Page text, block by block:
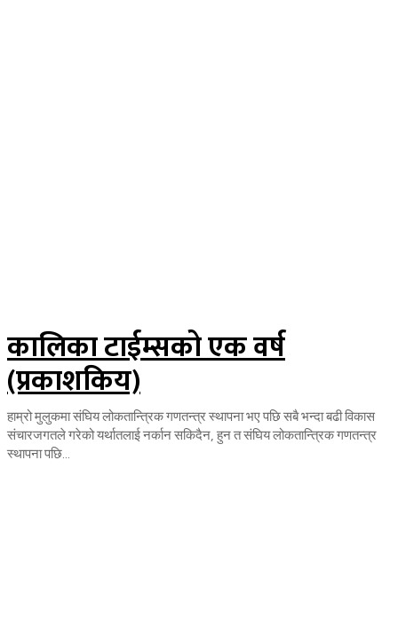
कालिका टाईम्सको एक वर्ष
(प्रकाशकिय)
हाम्रो मुलुकमा संघिय लोकतान्त्रिक गणतन्त्र स्थापना भए पछि सबै भन्दा बढी विकास
संचारजगतले गरेको यर्थातलाई नर्कान सकिदैन, हुन त संघिय लोकतान्त्रिक गणतन्त्र
स्थापना पछि...